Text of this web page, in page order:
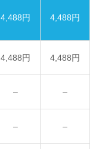
4,488円 4,488円
4,488円 4,488円
– –
– –